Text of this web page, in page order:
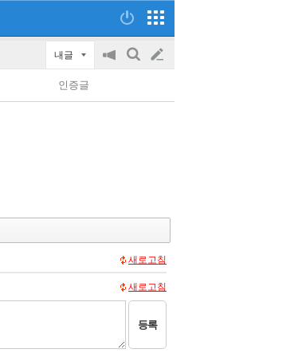
내글
공
on/off
검
글
쓰
인증글
새로고침
새로고침
등록